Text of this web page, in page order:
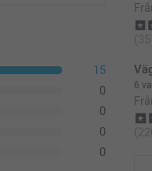
15
0
0
0
0
6